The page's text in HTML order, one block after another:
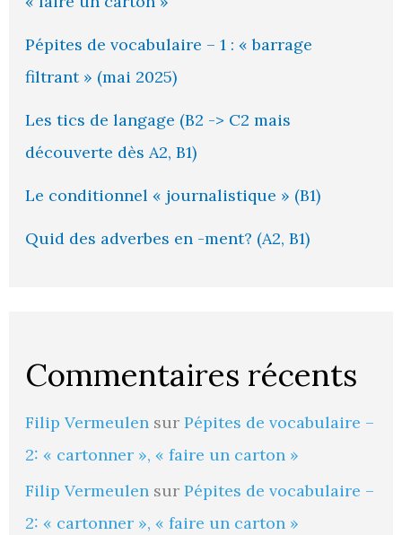
Pépites de vocabulaire – 1 : « barrage
filtrant » (mai 2025)
Les tics de langage (B2 -> C2 mais
découverte dès A2, B1)
Le conditionnel « journalistique » (B1)
Quid des adverbes en -ment? (A2, B1)
Commentaires récents
Filip Vermeulensur Pépites de vocabulaire –
2: « cartonner », « faire un carton »
Filip Vermeulensur Pépites de vocabulaire –
2: « cartonner », « faire un carton »